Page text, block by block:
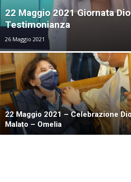
22 Maggio 2021 Giornata
Testimonianza
26 Maggio 2021
22 Maggio 2021 – Celebrazione
Malato – Omelia